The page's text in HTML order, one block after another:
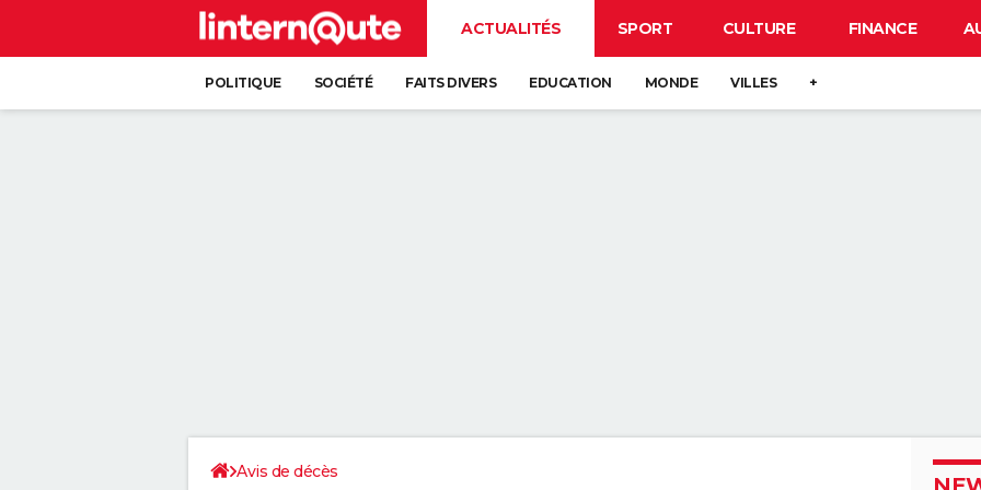
ACTUALITÉS SPORT CULTURE FINANCE
POLITIQUE SOCIÉTÉ FAITS DIVERS EDUCATION MONDE VILLES +
Avis de décès